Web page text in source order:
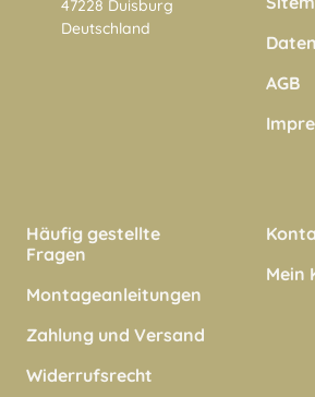
47228 Duisburg
Deutschland
AGB
Häufig gestellte
Fragen
Montageanleitungen
Zahlung und Versand
Widerrufsrecht
Mein